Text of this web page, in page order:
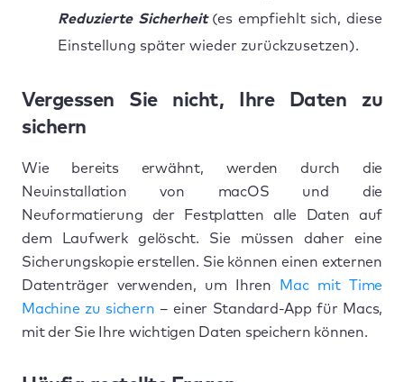
Reduzierte Sicherheit (es empfiehlt sich, diese
Einstellung später wieder zurückzusetzen).
Vergessen Sie nicht, Ihre Daten zu
sichern
Wie bereits erwähnt, werden durch die
Neuinstallation von macOS und die
Neuformatierung der Festplatten alle Daten auf
dem Laufwerk gelöscht. Sie müssen daher eine
Sicherungskopie erstellen. Sie können einen externen
Datenträger verwenden, um Ihren
Mac mit Time
Machine zu sichern – einer Standard-App für Macs,
mit der Sie Ihre wichtigen Daten speichern können.